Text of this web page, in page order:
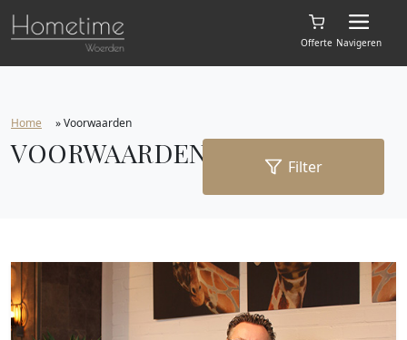
Offerte Navigeren
Home »Voorwaarden
VOORWAARDEN Filter